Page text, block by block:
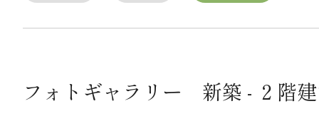
フォトギャラリー 新築 - ２階建